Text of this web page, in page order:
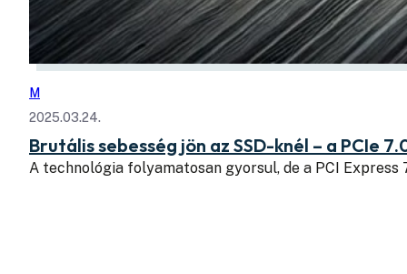
M
2025.03.24.
Brutális sebesség jön az SSD-knél – a PCIe
A technológia folyamatosan gyorsul, de a PCI Express